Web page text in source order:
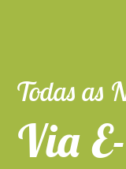
Todas as
Via